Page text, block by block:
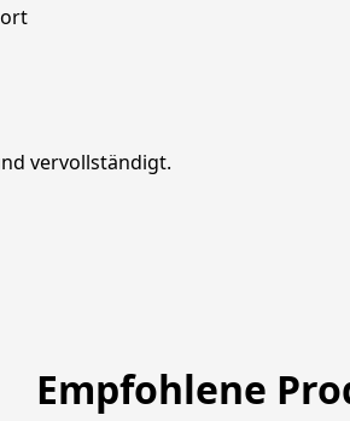
vervollständigt.
Empfohlene